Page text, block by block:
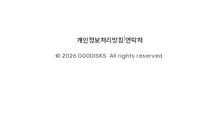
개인정보처리방침 연락처
© 2026 GOODISKS. All rights reserved.